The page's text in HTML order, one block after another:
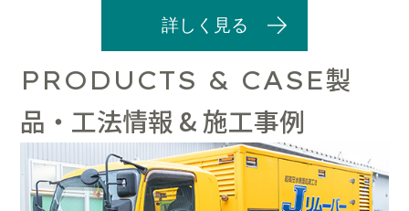
詳しく見る
PRODUCTS & CASE製
品・工法情報 & 施工事例